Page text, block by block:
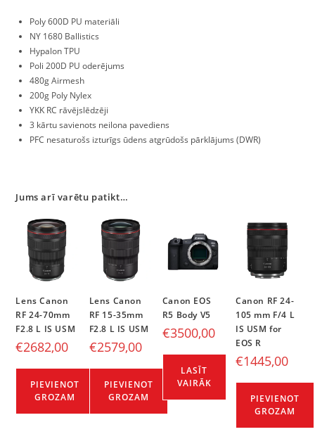
Poly 600D PU materiāli
NY 1680 Ballistics
Hypalon TPU
Poli 200D PU oderējums
480g Airmesh
200g Poly Nylex
YKK RC rāvējslēdzēji
3 kārtu savienots neilona pavediens
PFC nesaturošs izturīgs ūdens atgrūdošs pārklājums (DWR)
Jums arī varētu patikt…
Lens Canon
RF 24-70mm
F2.8 L IS USM
€2682,00
PIEVIENOT
GROZAM
Lens Canon
RF 15-35mm
F2.8 L IS USM
€2579,00
PIEVIENOT
GROZAM
Canon EOS
R5 Body V5
€3500,00
LASĪT
VAIRĀK
Canon RF 24-
105 mm F/4 L
IS USM for
EOS R
€1445,00
PIEVIENOT
GROZAM